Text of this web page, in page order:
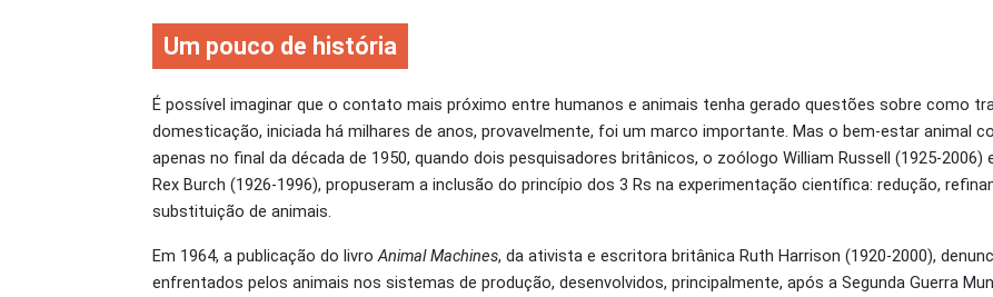
Um pouco de história
É possível imaginar que o contato mais próximo entre humanos e animais tenha gerado questões sobre como
domesticação, iniciada há milhares de anos, provavelmente, foi um marco importante. Mas o bem-estar animal
apenas no final da década de 1950, quando dois pesquisadores britânicos, o zoólogo William Russell (1925-
Rex Burch (1926-1996), propuseram a inclusão do princípio dos 3 Rs na experimentação científica: redução,
substituição de animais.
Em 1964, a publicação do livroAnimal Machines, da ativista e escritora britânica Ruth Harrison (1920-2000),
enfrentados pelos animais nos sistemas de produção, desenvolvidos, principalmente, após a Segunda Guerra